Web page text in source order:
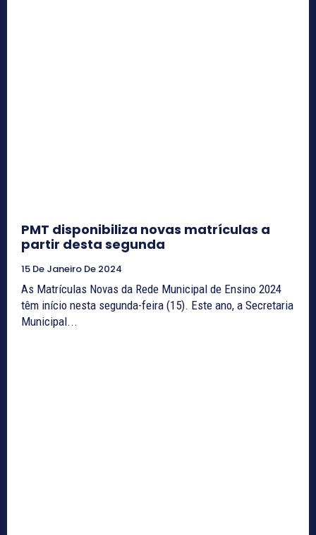
PMT disponibiliza novas matrículas a
partir desta segunda
15 De Janeiro De 2024
As Matrículas Novas da Rede Municipal de Ensino 2024
têm início nesta segunda-feira (15). Este ano, a Secretaria
Municipal...